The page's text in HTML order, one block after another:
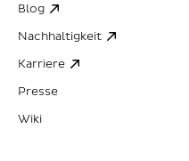
Blog
Nachhaltigkeit
Karriere
Presse
Wiki